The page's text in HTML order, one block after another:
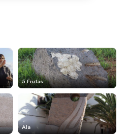
5 Frutas
Ala